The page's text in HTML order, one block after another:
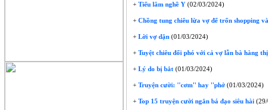
+ Tiếu lâm nghề Y (02/03/2024)
+ Chồng tung chiêu lừa vợ để trốn shopping
+ Lời vợ dặn (01/03/2024)
+ Tuyệt chiêu đối phó với cả vợ lẫn bà hàng
+ Lý do bị bắt (01/03/2024)
+ Truyện cười: ''cơm'' hay ''phở (01/03/2024)
+ Top 15 truyện cười ngắn bá đạo siêu hài